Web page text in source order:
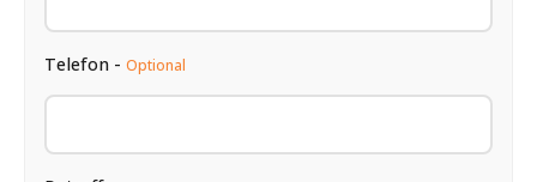
Telefon - Optional